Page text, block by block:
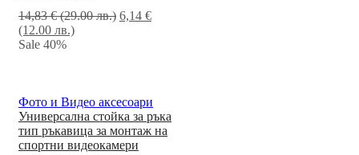
14,83€ (29.00 лв.) 6,14 €
(12.00 лв.)
Sale 40%
Фото и Видео аксесоари
Универсална стойка за ръка
тип ръкавица за монтаж на
спортни видеокамери